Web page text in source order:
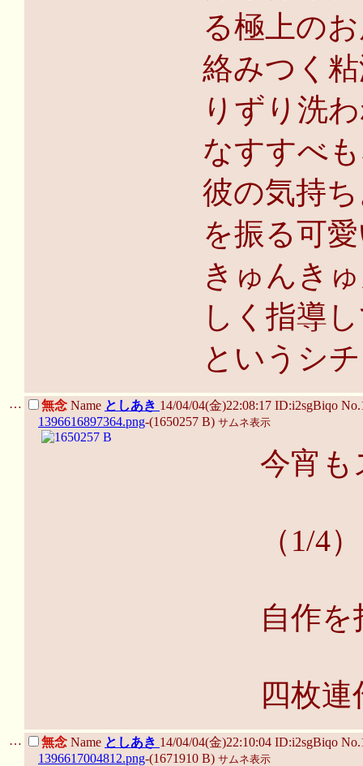
る極上の
絡みつく
りずり洗
なすすべ
彼の気持
を振る可
きゅんき
しく指導
というシ
… 無念 Name としあき 14/04/04(金)22:08:17 ID:i2sgBiqo
1396616897364.png-(1650257 B) サムネ表示
今宵も
（1/4）
自作
四枚連
… 無念 Name としあき 14/04/04(金)22:10:04 ID:i2sgBiqo
1396617004812.png-(1671910 B) サムネ表示